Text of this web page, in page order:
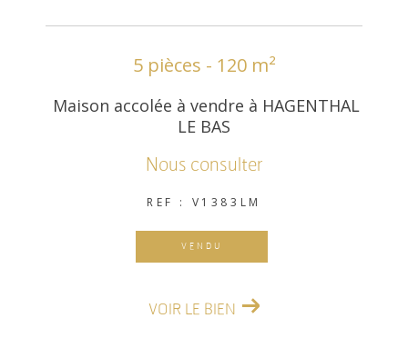
5 pièces - 120 m²
Maison accolée à vendre à HAGENTHAL
LE BAS
Nous consulter
REF : V1383LM
VENDU
VOIR LE BIEN